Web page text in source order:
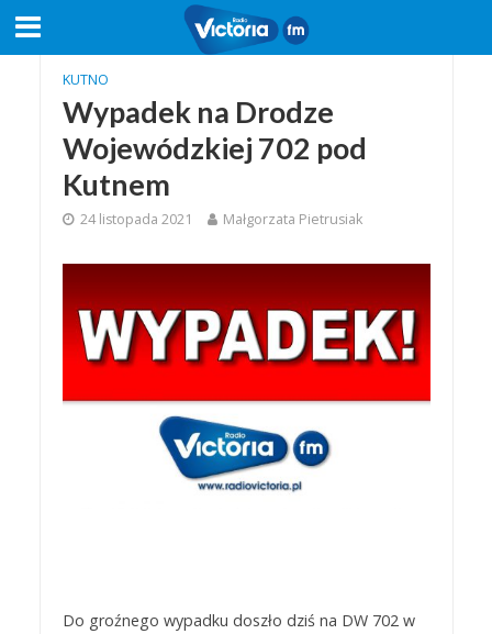
KUTNO
Wypadek na Drodze
Wojewódzkiej 702 pod
Kutnem
24 listopada 2021 Małgorzata Pietrusiak
Do groźnego wypadku doszło dziś na DW 702 w